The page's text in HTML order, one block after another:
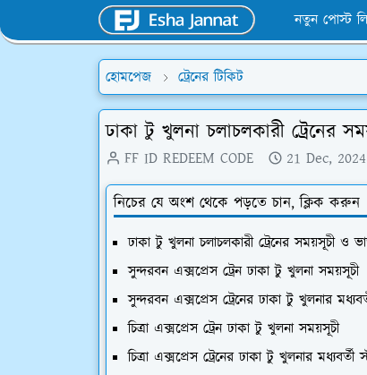
নতুন পোস্ট
হোমপেজ ট্রেনের টিকিট
ঢাকা টু খুলনা চলাচলকারী ট্রেনের
FF ID REDEEM CODE 21 Dec, 2024
নিচের যে অংশ থেকে পড়তে চান, ক্লিক করুন
ঢাকা টু খুলনা চলাচলকারী ট্রেনের সময়সূচী ও
সুন্দরবন এক্সপ্রেস ট্রেন ঢাকা টু খুলনা সময়সূচী
সুন্দরবন এক্সপ্রেস ট্রেনের ঢাকা টু খুলনার
চিত্রা এক্সপ্রেস ট্রেন ঢাকা টু খুলনা সময়সূচী
চিত্রা এক্সপ্রেস ট্রেনের ঢাকা টু খুলনার মধ্যবর্তী